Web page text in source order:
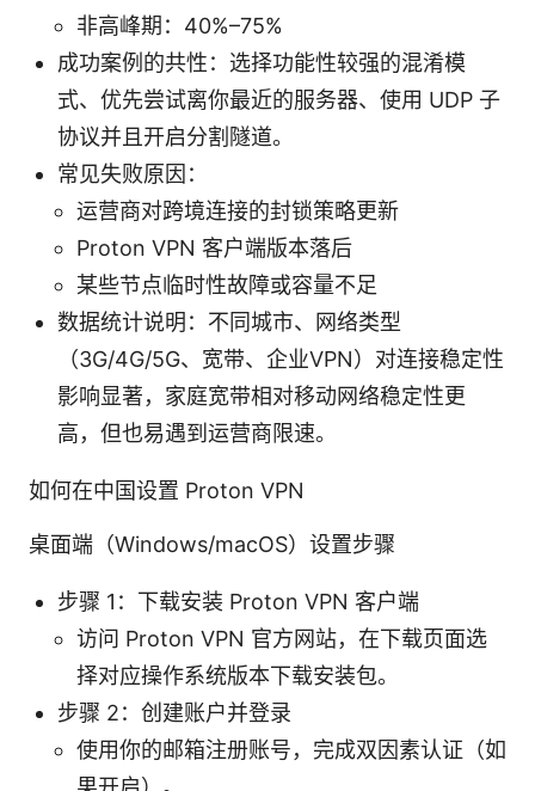
非高峰期：40%–75%
成功案例的共性：选择功能性较强的混淆模
式、优先尝试离你最近的服务器、使用 UDP 子
协议并且开启分割隧道。
常见失败原因：
运营商对跨境连接的封锁策略更新
Proton VPN 客户端版本落后
某些节点临时性故障或容量不足
数据统计说明：不同城市、网络类型
（3G/4G/5G、宽带、企业VPN）对连接稳定性
影响显著，家庭宽带相对移动网络稳定性更
高，但也易遇到运营商限速。
如何在中国设置 Proton VPN
桌面端（Windows/macOS）设置步骤
步骤 1：下载安装 Proton VPN 客户端
访问 Proton VPN 官方网站，在下载页面选
择对应操作系统版本下载安装包。
步骤 2：创建账户并登录
使用你的邮箱注册账号，完成双因素认证（如